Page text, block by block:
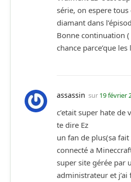
série, on espere
diamant dans
Bonne continuation
chance parce’que
assassin sur 19 février
c’etait super hate de
te dire Ez
un fan de plus(sa
connecté a
super site gérée par
administrateur et j’ai